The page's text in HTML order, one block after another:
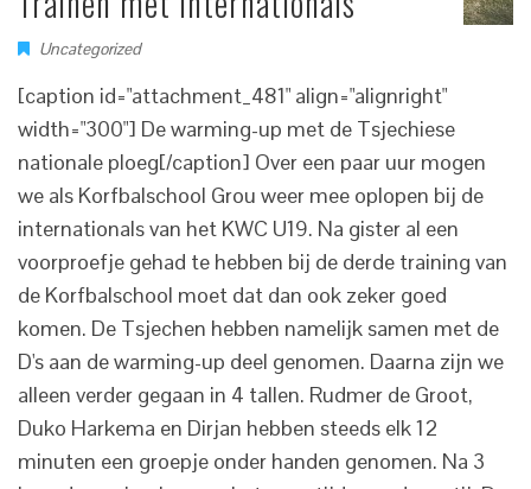
Uncategorized
[caption id="attachment_481" align="alignright"
width="300"] De warming-up met de Tsjechiese
nationale ploeg[/caption] Over een paar uur mogen
we als Korfbalschool Grou weer mee oplopen bij de
internationals van het KWC U19. Na gister al een
voorproefje gehad te hebben bij de derde training van
de Korfbalschool moet dat dan ook zeker goed
komen. De Tsjechen hebben namelijk samen met de
D's aan de warming-up deel genomen. Daarna zijn we
alleen verder gegaan in 4 tallen. Rudmer de Groot,
Duko Harkema en Dirjan hebben steeds elk 12
minuten een groepje onder handen genomen. Na 3